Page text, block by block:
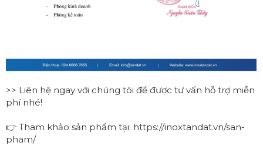
>> Liên hệ ngay với chúng tôi để được tư vấn hỗ trợ miễn
phí nhé!
👉 Tham khảo sản phẩm tại: https://inoxtandat.vn/san-
pham/